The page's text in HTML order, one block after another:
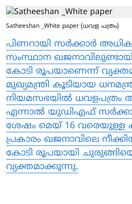
Satheeshan _White paper (ധവള പത്രം)
പിണറായി സർക്കാർ
സംസ്ഥാന
കോടി രൂപയാണെന്ന്
മുഖ്യമന്ത്രി കൂടിയായ
നിയമസഭയിൽ ധവളപത്രം
എന്നാൽ യുഡിഎഫ്
ശേഷം മെയ് 16
പ്രകാരം ഖജനാവിലെ
കോടി രൂപയായി
വ്യക്തമാക്കുന്നു.